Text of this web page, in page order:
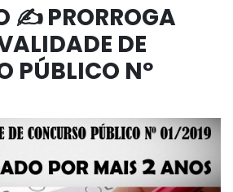
✍️ PRORROGA
DE
PÚBLICO Nº